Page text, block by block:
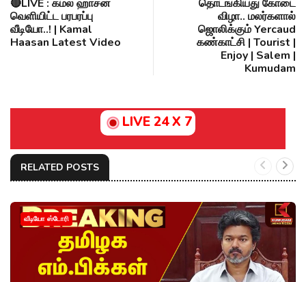
🔴LIVE : கமல் ஹாசன்
வெளியிட்ட பரபரப்பு
வீடியோ..! | Kamal
Haasan Latest Video
தொடங்கியது கோடை
விழா.. மலர்களால்
ஜொலிக்கும் Yercaud
கண்காட்சி | Tourist |
Enjoy | Salem |
Kumudam
LIVE 24 X 7
RELATED POSTS
வீடியோ ஸ்டோரி